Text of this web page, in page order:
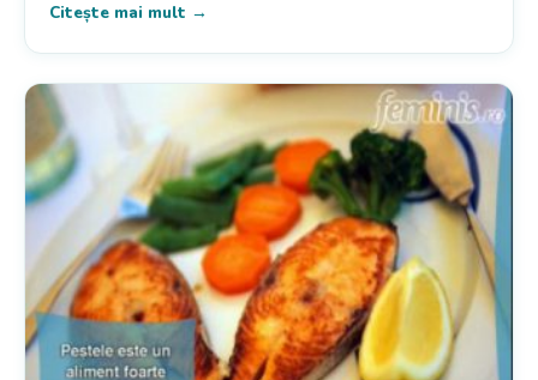
Citește mai mult →